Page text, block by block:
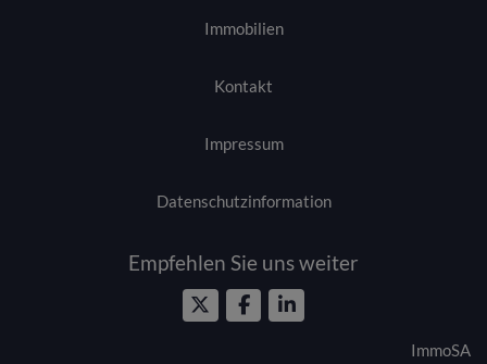
Immobilien
Kontakt
Impressum
Datenschutzinformation
Empfehlen Sie uns weiter
ImmoSA